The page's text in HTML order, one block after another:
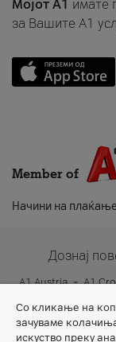
Мојот A1 имате
за Вашите A1
Member of
Начини на
Дознај
A1 Austria A1
Со кликање на
зачуваме
искуство преку